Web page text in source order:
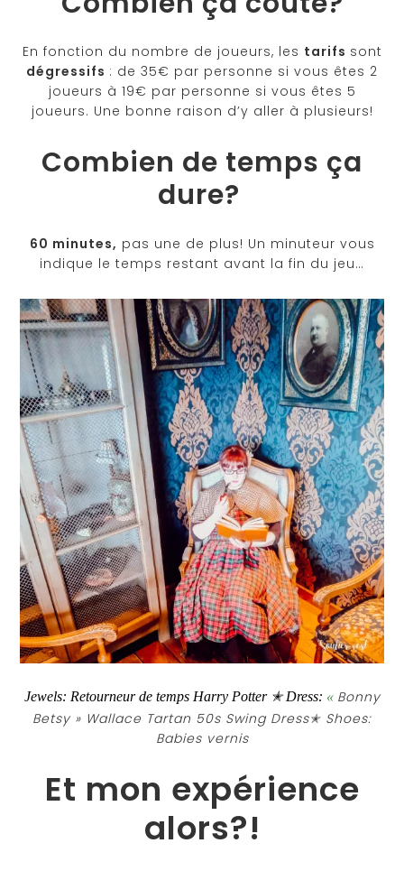
En fonction du nombre de joueurs, les tarifs sont
dégressifs : de 35€ par personne si vous êtes 2
joueurs à 19€ par personne si vous êtes 5
joueurs. Une bonne raison d’y aller à plusieurs!
Combien de temps ça
dure?
60 minutes, pas une de plus! Un minuteur vous
indique le temps restant avant la fin du jeu…
Jewels: Retourneur de temps Harry Potter ✭ Dress: « Bonny
Betsy » Wallace Tartan 50s Swing Dress✭ Shoes:
Babies vernis
Et mon expérience
alors?!